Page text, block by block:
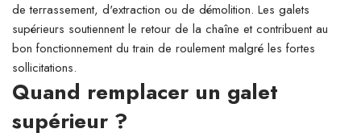
de terrassement, d'extraction ou de démolition. Les galets
supérieurs soutiennent le retour de la chaîne et contribuent au
bon fonctionnement du train de roulement malgré les fortes
sollicitations.
Quand remplacer un galet
supérieur ?